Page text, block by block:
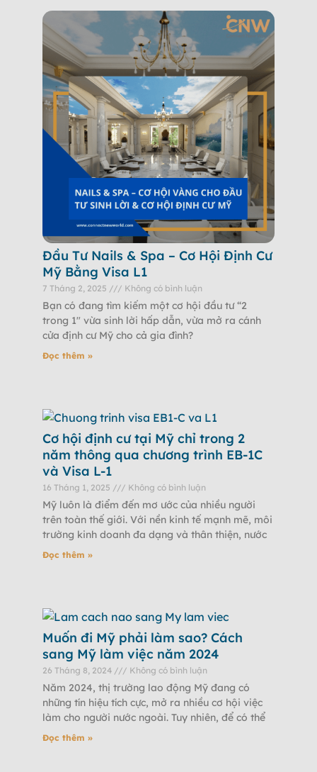
Đầu Tư Nails & Spa – Cơ Hội Định Cư
Mỹ Bằng Visa L1
7 Tháng 2, 2025 Không có bình luận
Bạn có đang tìm kiếm một cơ hội đầu tư “2
trong 1″ vừa sinh lời hấp dẫn, vừa mở ra cánh
cửa định cư Mỹ cho cả gia đình?
Đọc thêm »
Cơ hội định cư tại Mỹ chỉ trong 2
năm thông qua chương trình EB-1C
và Visa L-1
16 Tháng 1, 2025 Không có bình luận
Mỹ luôn là điểm đến mơ ước của nhiều người
trên toàn thế giới. Với nền kinh tế mạnh mẽ, môi
trường kinh doanh đa dạng và thân thiện, nước
Đọc thêm »
Muốn đi Mỹ phải làm sao? Cách
sang Mỹ làm việc năm 2024
26 Tháng 8, 2024 Không có bình luận
Năm 2024, thị trường lao động Mỹ đang có
những tín hiệu tích cực, mở ra nhiều cơ hội việc
làm cho người nước ngoài. Tuy nhiên, để có thể
Đọc thêm »